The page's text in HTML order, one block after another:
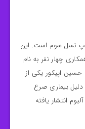
نسل سوم است. این
با همکاری چهار نفر به نام
اپیکور یکی از
اصلی این گروه، در سال ۱۳۹۶ به دلیل بیماری صرع
انتشار یافته